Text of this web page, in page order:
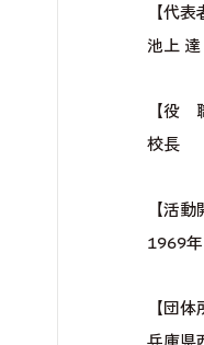
【代表
池上 達
【役
校長
【活動
1969年
【団体